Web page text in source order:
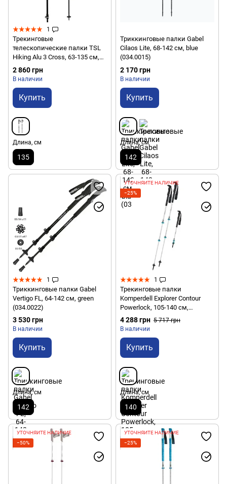
1
Трекинговые
телескопические палки TSL
Hiking Alu 3 Cross, 63-135 см,
White/Dark Blue,
(3436500810752)
2 860 грн
В наличии
Купить
Длина, см
135
Триккинговые палки Gabel
Cilaos Lite, 68-142 см, blue
(034.0015)
2 170 грн
В наличии
Купить
Длина, см
142
1
Триккинговые палки Gabel
Vertigo FL, 64-142 см, green
(034.0022)
3 530 грн
В наличии
Купить
Длина, см
142
УТОЧНЯЙТЕ НАЛИЧИЕ
−25%
1
Трекинговые палки
Komperdell Explorer Contour
Powerlock, 105-140 см,
Silver/Blue (9008687394178)
4 288 грн 5 717 грн
В наличии
Купить
Длина, см
140
УТОЧНЯЙТЕ НАЛИЧИЕ
−50%
УТОЧНЯЙТЕ НАЛИЧИЕ
−25%